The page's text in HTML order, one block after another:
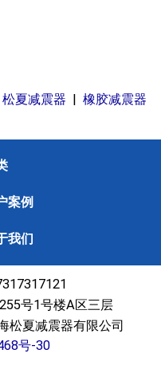
松夏减震器
橡胶减震器
案例
我们
号1号楼A区三层
松夏减震器有限公司
号-30